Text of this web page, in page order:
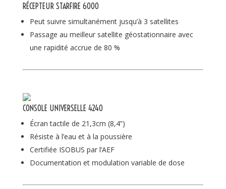
RÉCEPTEUR STARFIRE 6000
Peut suivre simultanément jusqu’à 3 satellites
Passage au meilleur satellite géostationnaire avec
une rapidité accrue de 80 %
CONSOLE UNIVERSELLE 4240
Écran tactile de 21,3cm (8,4”)
Résiste à l’eau et à la poussière
Certifiée ISOBUS par l’AEF
Documentation et modulation variable de dose